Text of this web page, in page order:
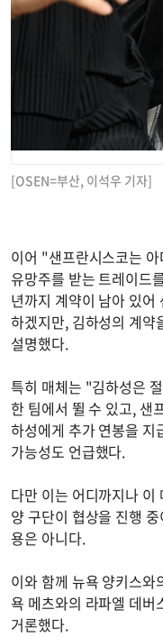
[OSEN=부산, 이석우 기자]
이어 "샌프란시스코는
유망주를 받는 트레이드
년까지 계약이 남아 있
하겠지만, 김하성의 계
설명했다.
특히 매체는 "김하성은
한 팀에서 뛸 수 있고, 샌
하성에게 추가 연봉을
가능성도 언급했다.
다만 이는 어디까지나
양 구단이 협상을 진행
용은 아니다.
이와 함께 뉴욕 양키스
욕 메츠와의 라파엘 데버
거론했다.